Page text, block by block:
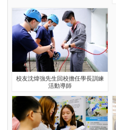
校友沈煒強先生回校擔任學長訓練
活動導師